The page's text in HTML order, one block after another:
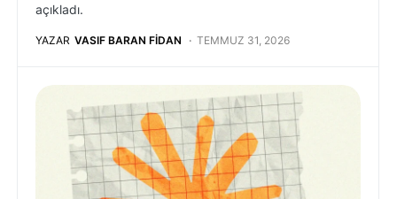
açıkladı.
YAZAR VASIF BARAN FIDAN TEMMUZ 31, 2026